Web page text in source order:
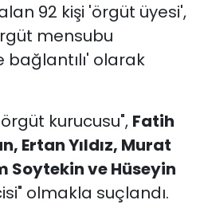
92 kişi 'örgüt üyesi',
mensubu
olarak
kurucusu", Fatih
Ertan Yıldız, Murat
Soytekin ve Hüseyin
olmakla suçlandı.